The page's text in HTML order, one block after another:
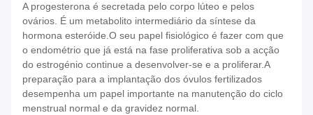
A progesterona é secretada pelo corpo lúteo e pelos
ovários. É um metabolito intermediário da síntese da
hormona esteróide.O seu papel fisiológico é fazer com que
o endométrio que já está na fase proliferativa sob a acção
do estrogénio continue a desenvolver-se e a proliferar.A
preparação para a implantação dos óvulos fertilizados
desempenha um papel importante na manutenção do ciclo
menstrual normal e da gravidez normal.